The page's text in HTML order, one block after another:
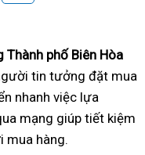
Thành phố Biên Hòa
tin tưởng đặt mua
nhanh việc lựa
mạng giúp tiết kiệm
mua hàng.